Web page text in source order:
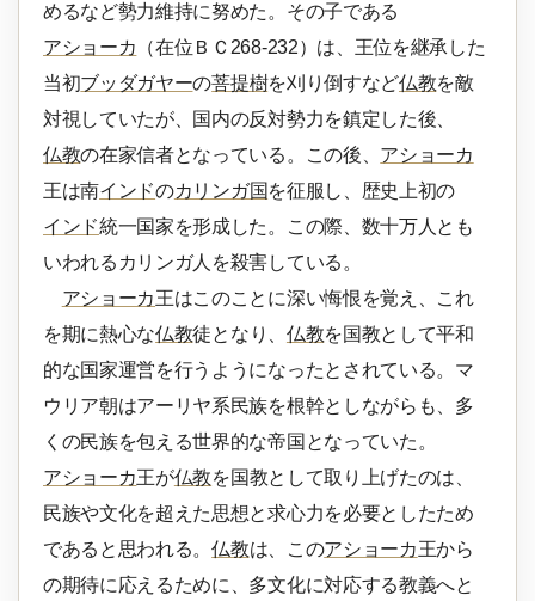
めるなど勢力維持に努めた。その子である
アショーカ （在位ＢＣ268-232）は、王位を継承した
当初ブッダガヤーの菩提樹を刈り倒すなど仏教を敵
対視していたが、国内の反対勢力を鎮定した後、
仏教の在家信者となっている。この後、 アショーカ
王は南インドのカリンガ国 を征服し、歴史上初の
インド統一国家を形成した。この際、数十万人とも
いわれるカリンガ人を殺害している。
アショーカ王はこのことに深い悔恨を覚え、これ
を期に熱心な仏教徒となり、 仏教を国教として平和
的な国家運営を行うようになったとされている。マ
ウリア朝はアーリヤ系民族を根幹としながらも、多
くの民族を包える世界的な帝国となっていた。
アショーカ王が仏教を国教として取り上げたのは、
民族や文化を超えた思想と求心力を必要としたため
であると思われる。仏教は、このアショーカ王から
の期待に応えるために、多文化に対応する教義へと